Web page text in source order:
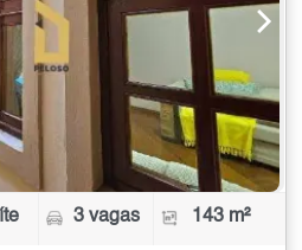
3 vagas 143 m²